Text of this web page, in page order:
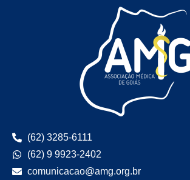
(62) 3285-6111
(62) 9 9923-2402
comunicacao@amg.org.br